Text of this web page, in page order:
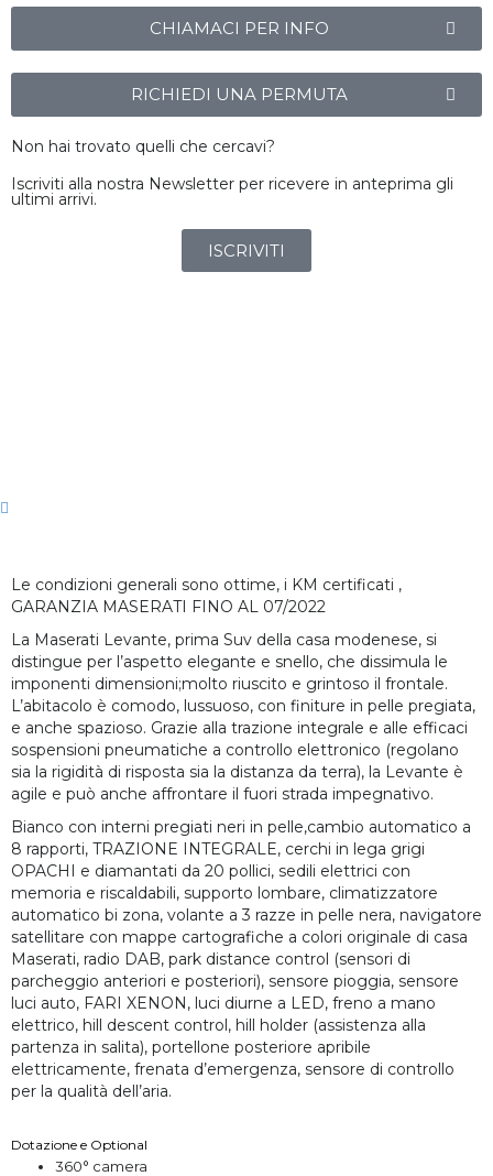
CHIAMACI PER INFO
RICHIEDI UNA PERMUTA
Non hai trovato quelli che cercavi?
Iscriviti alla nostra Newsletter per ricevere in anteprima gli
ultimi arrivi.
ISCRIVITI
Le condizioni generali sono ottime, i KM certificati ,
GARANZIA MASERATI FINO AL 07/2022
La Maserati Levante, prima Suv della casa modenese, si
distingue per l’aspetto elegante e snello, che dissimula le
imponenti dimensioni;molto riuscito e grintoso il frontale.
L’abitacolo è comodo, lussuoso, con finiture in pelle pregiata,
e anche spazioso. Grazie alla trazione integrale e alle efficaci
sospensioni pneumatiche a controllo elettronico (regolano
sia la rigidità di risposta sia la distanza da terra), la Levante è
agile e può anche affrontare il fuori strada impegnativo.
Bianco con interni pregiati neri in pelle,cambio automatico a
8 rapporti, TRAZIONE INTEGRALE, cerchi in lega grigi
OPACHI e diamantati da 20 pollici, sedili elettrici con
memoria e riscaldabili, supporto lombare, climatizzatore
automatico bi zona, volante a 3 razze in pelle nera, navigatore
satellitare con mappe cartografiche a colori originale di casa
Maserati, radio DAB, park distance control (sensori di
parcheggio anteriori e posteriori), sensore pioggia, sensore
luci auto, FARI XENON, luci diurne a LED, freno a mano
elettrico, hill descent control, hill holder (assistenza alla
partenza in salita), portellone posteriore apribile
elettricamente, frenata d’emergenza, sensore di controllo
per la qualità dell’aria.
Dotazione e Optional
360° camera